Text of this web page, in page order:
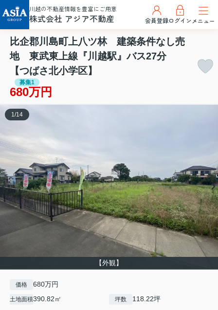
川越の不動産情報を豊富にご用意
株式会社 アジア不動産 会員登録ログインメニュー
比企郡川島町上八ツ林 建築条件なし売
地 東武東上線『川越駅』バス27分
【つばさ北小学区】
募集1
680万円
【外観】
1 /14
価格 680万円
土地面積390.82㎡ 坪数 118.22坪